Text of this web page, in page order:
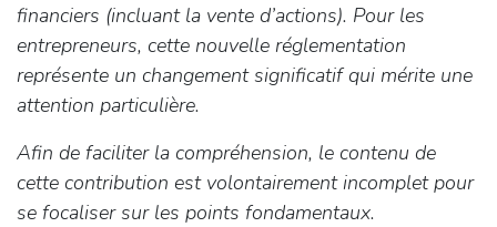
financiers (incluant la vente d’actions). Pour les
entrepreneurs, cette nouvelle réglementation
représente un changement significatif qui mérite une
attention particulière.
Afin de faciliter la compréhension, le contenu de
cette contribution est volontairement incomplet pour
se focaliser sur les points fondamentaux.